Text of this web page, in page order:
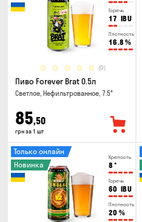
Горечь
17 IBU
Плотность
16.8 %
(0)
Пиво Forever Brat 0.5л
Светлое, Нефильтрованное, 7.5°
85,50
грн за 1 шт
Крепость
8 °
Горечь
60 IBU
Плотность
20 %
Только онлайн
Новинка